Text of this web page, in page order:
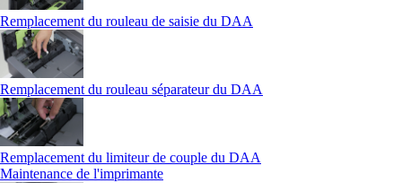
Remplacement du rouleau de saisie du DAA
Remplacement du rouleau séparateur du DAA
Remplacement du limiteur de couple du DAA
Maintenance de l'imprimante